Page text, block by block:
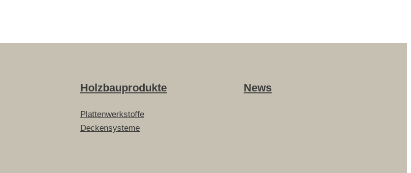
Holzbauprodukte
Plattenwerkstoffe
Deckensysteme
News